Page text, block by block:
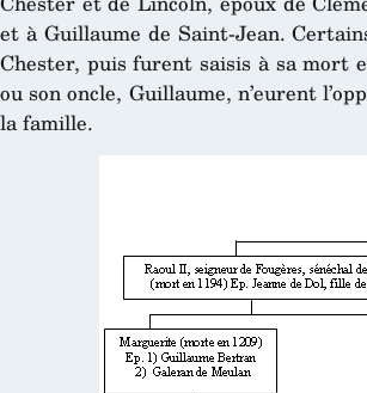
et à Guillaume de Saint-Jean.
Chester, puis furent saisis à sa mort
ou son oncle, Guillaume, n’eurent
la famille.